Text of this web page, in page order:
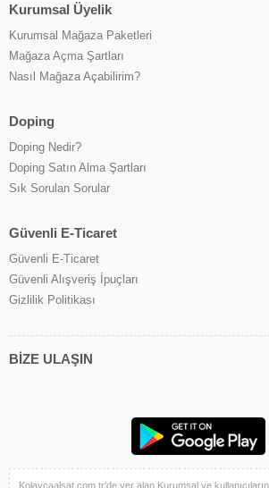
Kurumsal Üyelik
Kurumsal Mağaza Paketleri
Mağaza Açma Şartları
Nasıl Mağaza Açabilirim?
Doping
Doping Nedir?
Doping Satın Alma Şartları
Sık Sorulan Sorular
Güvenli E-Ticaret
Güvenli E-Ticaret
Güvenli Alışveriş İpuçları
Gizlilik Politikası
BİZE ULAŞIN
Kolaycaalsat.com.tr'de yer alan Kurumsal ve